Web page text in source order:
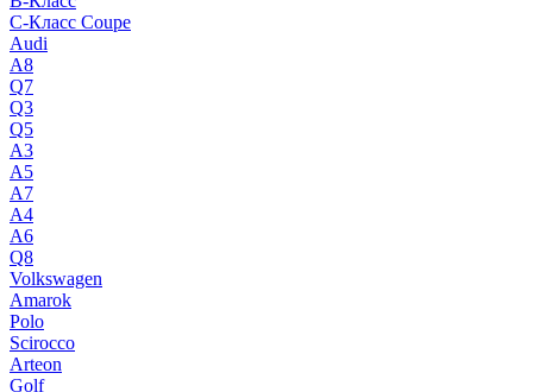
C-Класс Coupe
Audi
A8
Q7
Q3
Q5
A3
A5
A7
A4
A6
Q8
Volkswagen
Amarok
Polo
Scirocco
Arteon
Golf